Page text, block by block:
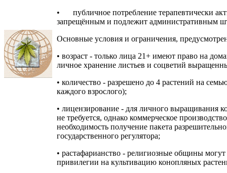
•
публичное потребление терапевтически
запрещённым и подлежит административным
Основные условия и ограничения,
• возраст - только лица 21+ имеют право на
личное хранение листьев и соцветий
• количество - разрешено до 4 растений на
каждого взрослого);
• лицензирование - для личного выращивания
не требуется, однако коммерческое
необходимость получение пакета
государственного регулятора;
• растафарианство - религиозные общины
привилегии на культивацию конопляных